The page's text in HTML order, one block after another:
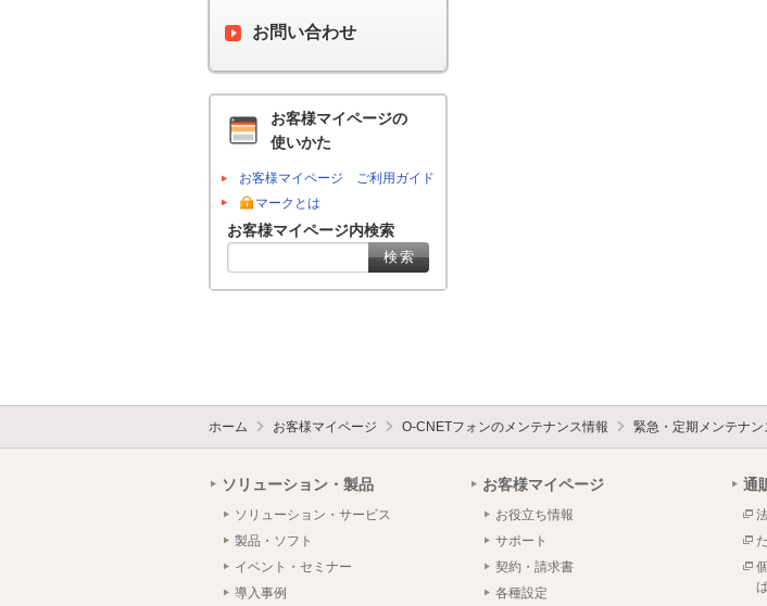
お問い合わせ
お客様マイページの
使いかた
お客様マイページ ご利用ガイド
マークとは
お客様マイページ内検索
ホーム お客様マイページ O-CNETフォンのメンテナンス情報 緊急・定期メンテナ
ソリューション・製品
ソリューション・サービス
製品・ソフト
イベント・セミナー
導入事例
お客様マイページ
お役立ち情報
サポート
契約・請求書
各種設定
通